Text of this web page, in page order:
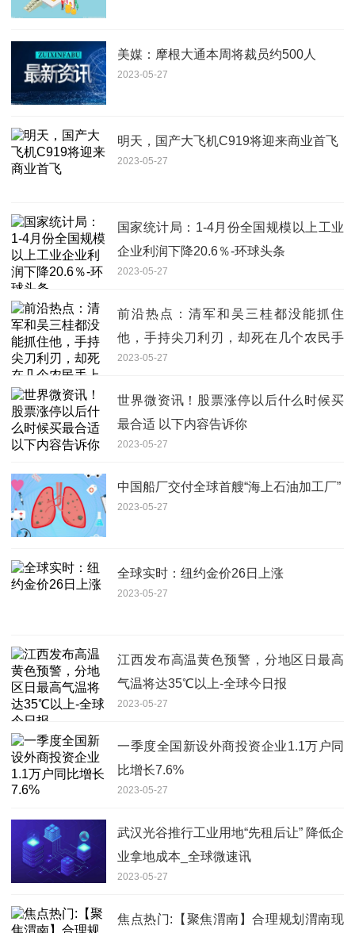
美媒：摩根大通本周将裁员约500人
2023-05-27
明天，国产大飞机C919将迎来商业首飞
2023-05-27
国家统计局：1-4月份全国规模以上工业
企业利润下降20.6％-环球头条
2023-05-27
前沿热点：清军和吴三桂都没能抓住
他，手持尖刀利刃，却死在几个农民手
上
2023-05-27
世界微资讯！股票涨停以后什么时候买
最合适 以下内容告诉你
2023-05-27
中国船厂交付全球首艘“海上石油加工厂”
2023-05-27
全球实时：纽约金价26日上涨
2023-05-27
江西发布高温黄色预警，分地区日最高
气温将达35℃以上-全球今日报
2023-05-27
一季度全国新设外商投资企业1.1万户同
比增长7.6%
2023-05-27
武汉光谷推行工业用地“先租后让” 降低企
业拿地成本_全球微速讯
2023-05-27
焦点热门:【聚焦渭南】合理规划渭南现